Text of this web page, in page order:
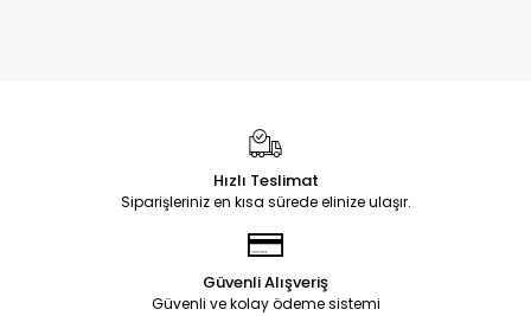
Hızlı Teslimat
Siparişleriniz en kısa sürede elinize ulaşır.
Güvenli Alışveriş
Güvenli ve kolay ödeme sistemi